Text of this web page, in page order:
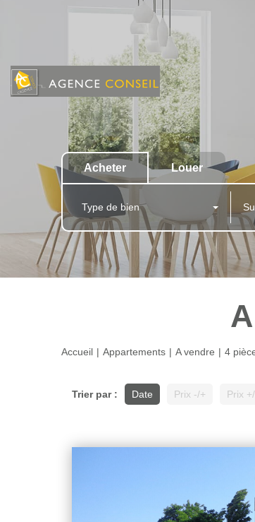
Acheter Louer
Type de bien
Accueil Appartements A vendre 4
Trier par : Date Prix -/+ Prix